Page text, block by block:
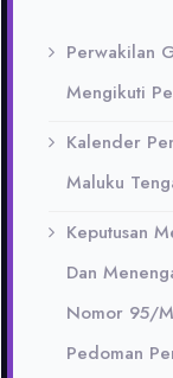
Perwakilan
Mengikuti
Kalender
Maluku
Keputusan
Dan
Nomor 95/
Pedoman